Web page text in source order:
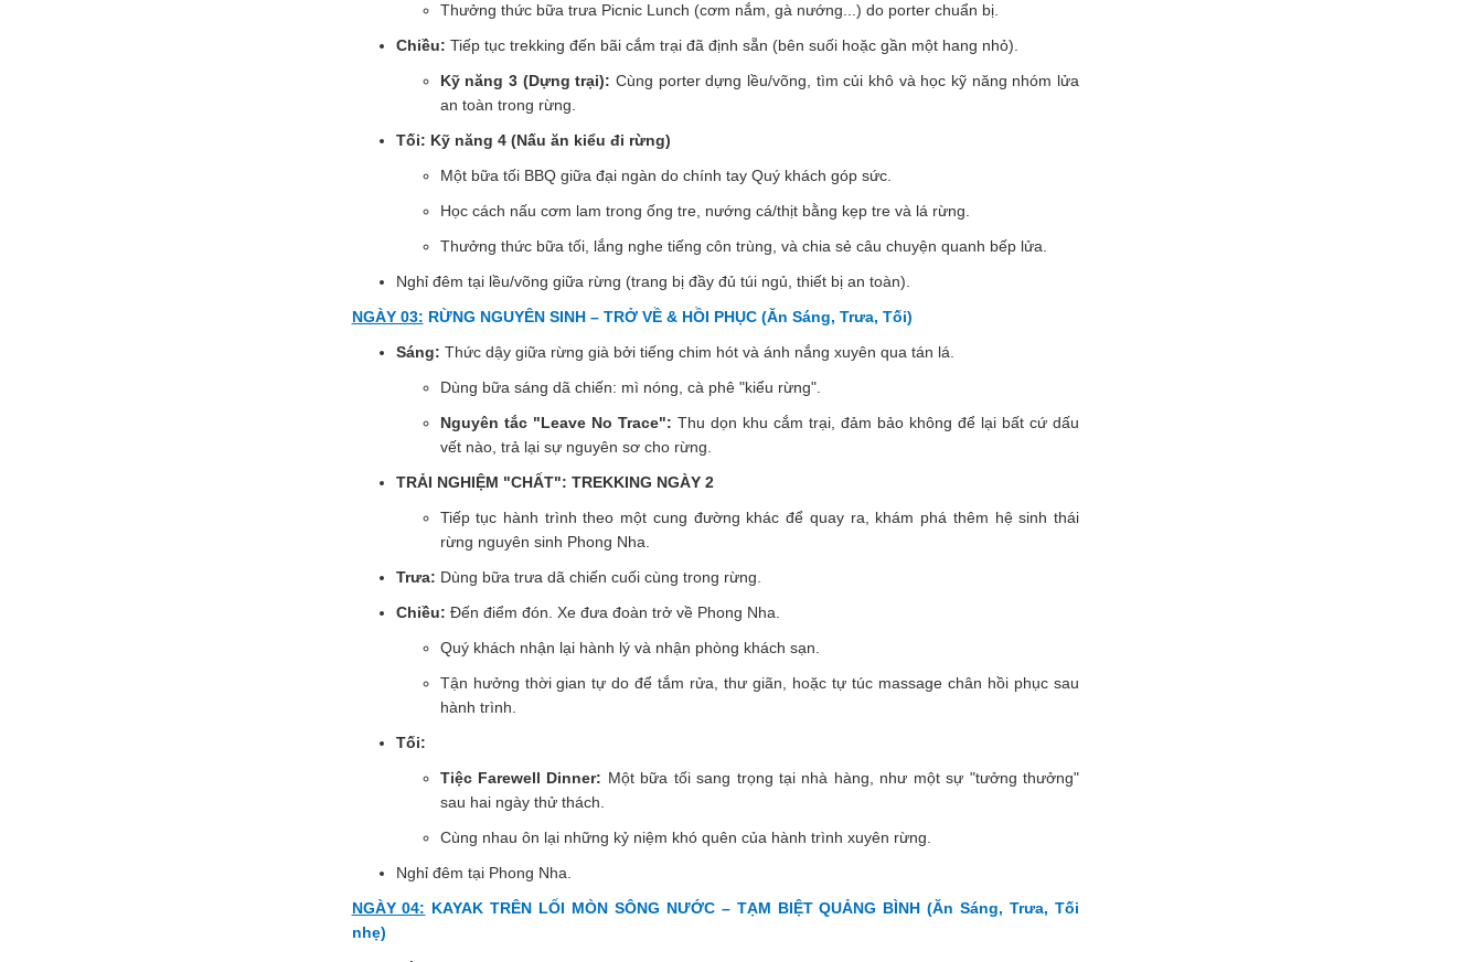
Thưởng thức bữa trưa Picnic Lunch (cơm nắm, gà nướng...) do porter chuẩn bị.
Chiều: Tiếp tục trekking đến bãi cắm trại đã định sẵn (bên suối hoặc gần một hang nhỏ).
Kỹ năng 3 (Dựng trại): Cùng porter dựng lều/võng, tìm củi khô và học kỹ năng nhóm lửa
an toàn trong rừng.
Tối: Kỹ năng 4 (Nấu ăn kiểu đi rừng)
Một bữa tối BBQ giữa đại ngàn do chính tay Quý khách góp sức.
Học cách nấu cơm lam trong ống tre, nướng cá/thịt bằng kẹp tre và lá rừng.
Thưởng thức bữa tối, lắng nghe tiếng côn trùng, và chia sẻ câu chuyện quanh bếp lửa.
Nghỉ đêm tại lều/võng giữa rừng (trang bị đầy đủ túi ngủ, thiết bị an toàn).
NGÀY 03: RỪNG NGUYÊN SINH – TRỞ VỀ & HỒI PHỤC (Ăn Sáng, Trưa, Tối)
Sáng: Thức dậy giữa rừng già bởi tiếng chim hót và ánh nắng xuyên qua tán lá.
Dùng bữa sáng dã chiến: mì nóng, cà phê "kiểu rừng".
Nguyên tắc "Leave No Trace": Thu dọn khu cắm trại, đảm bảo không để lại bất cứ dấu
vết nào, trả lại sự nguyên sơ cho rừng.
TRẢI NGHIỆM "CHẤT": TREKKING NGÀY 2
Tiếp tục hành trình theo một cung đường khác để quay ra, khám phá thêm hệ sinh thái
rừng nguyên sinh Phong Nha.
Trưa: Dùng bữa trưa dã chiến cuối cùng trong rừng.
Chiều: Đến điểm đón. Xe đưa đoàn trở về Phong Nha.
Quý khách nhận lại hành lý và nhận phòng khách sạn.
Tận hưởng thời gian tự do để tắm rửa, thư giãn, hoặc tự túc massage chân hồi phục sau
hành trình.
Tối:
Tiệc Farewell Dinner: Một bữa tối sang trọng tại nhà hàng, như một sự "tưởng thưởng"
sau hai ngày thử thách.
Cùng nhau ôn lại những kỷ niệm khó quên của hành trình xuyên rừng.
Nghỉ đêm tại Phong Nha.
NGÀY 04: KAYAK TRÊN LỐI MÒN SÔNG NƯỚC – TẠM BIỆT QUẢNG BÌNH (Ăn Sáng, Trưa, Tối
nhẹ)